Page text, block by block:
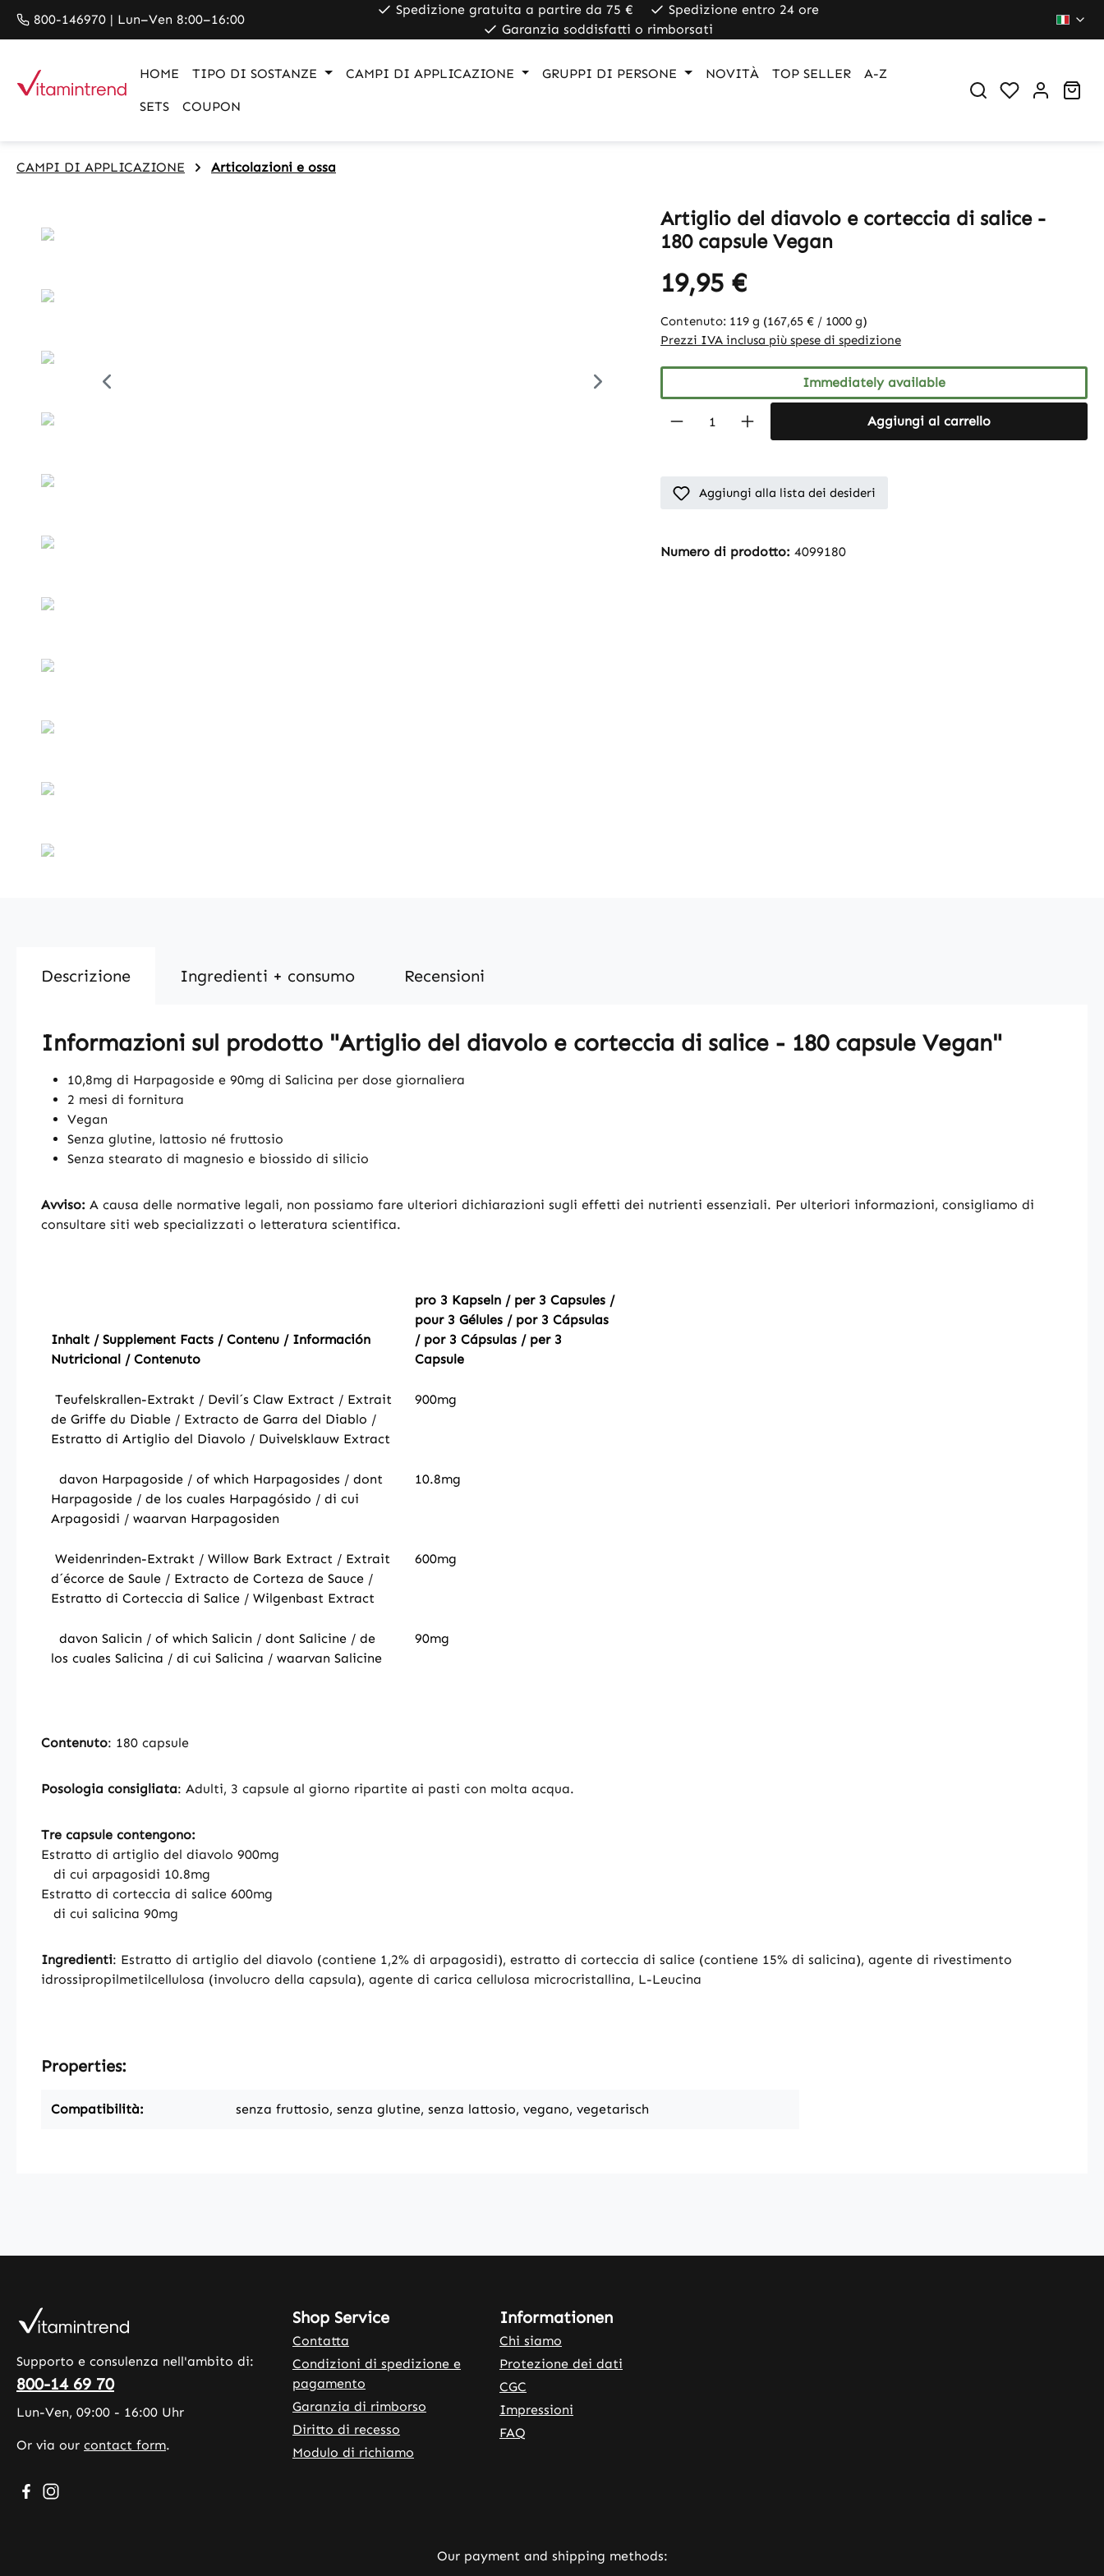
Skip to main navigation
800-146970 | Lun–Ven 8:00–16:00
Spedizione gratuita a partire da 75 €
Spedizione entro 24 ore
Garanzia soddisfatti o rimborsati
HOME TIPO DI SOSTANZE CAMPI DI APPLICAZIONE GRUPPI DI PERSONE NOVITÀ TOP SELLER A-Z
SETS COUPON
CAMPI DI APPLICAZIONE Articolazioni e ossa
Artiglio del diavolo e corteccia di salice -
180 capsule Vegan
19,95 €
Contenuto: 119 g (167,65 € / 1000 g)
Prezzi IVA inclusa più spese di spedizione
Immediately available
Product Quantity: Enter the desired amount
Aggiungi al carrello
Aggiungi alla lista dei desideri
Numero di prodotto: 4099180
Descrizione Ingredienti + consumo Recensioni
Informazioni sul prodotto "Artiglio del diavolo e corteccia di salice - 180 capsule Vegan"
10,8mg di Harpagoside e 90mg di Salicina per dose giornaliera
2 mesi di fornitura
Vegan
Senza glutine, lattosio né fruttosio
Senza stearato di magnesio e biossido di silicio
Avviso: A causa delle normative legali, non possiamo fare ulteriori dichiarazioni sugli effetti dei nutrienti essenziali. Per ulteriori informazioni, consigliamo di
consultare siti web specializzati o letteratura scientifica.
Inhalt / Supplement Facts / Contenu / Información
Nutricional / Contenuto
pro 3 Kapseln / per 3 Capsules /
pour 3 Gélules / por 3 Cápsulas
/ por 3 Cápsulas / per 3
Capsule
Teufelskrallen-Extrakt / Devil´s Claw Extract / Extrait
de Griffe du Diable / Extracto de Garra del Diablo /
Estratto di Artiglio del Diavolo / Duivelsklauw Extract
900mg
davon Harpagoside / of which Harpagosides / dont
Harpagoside / de los cuales Harpagósido / di cui
Arpagosidi / waarvan Harpagosiden
10.8mg
Weidenrinden-Extrakt / Willow Bark Extract / Extrait
d´écorce de Saule / Extracto de Corteza de Sauce /
Estratto di Corteccia di Salice / Wilgenbast Extract
600mg
davon Salicin / of which Salicin / dont Salicine / de
los cuales Salicina / di cui Salicina / waarvan Salicine
90mg
Contenuto: 180 capsule
Posologia consigliata: Adulti, 3 capsule al giorno ripartite ai pasti con molta acqua.
Tre capsule contengono:
Estratto di artiglio del diavolo 900mg
di cui arpagosidi 10.8mg
Estratto di corteccia di salice 600mg
di cui salicina 90mg
Ingredienti: Estratto di artiglio del diavolo (contiene 1,2% di arpagosidi), estratto di corteccia di salice (contiene 15% di salicina), agente di rivestimento
idrossipropilmetilcellulosa (involucro della capsula), agente di carica cellulosa microcristallina, L-Leucina
Properties:
Compatibilità: senza fruttosio, senza glutine, senza lattosio, vegano, vegetarisch
Supporto e consulenza nell'ambito di:
800-14 69 70
Lun-Ven, 09:00 - 16:00 Uhr
Or via our contact form.
Visit us on Facebook – opens in a new browser tab (external link)
Check us out on Instagram – opens in a new browser tab (external link)
Shop Service
Contatta
Condizioni di spedizione e
pagamento
Garanzia di rimborso
Diritto di recesso
Modulo di richiamo
Informationen
Chi siamo
Protezione dei dati
CGC
Impressioni
FAQ
Our payment and shipping methods: